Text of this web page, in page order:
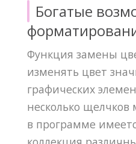
Богатые
Функция замены
изменять цвет
графических
несколько
в программе